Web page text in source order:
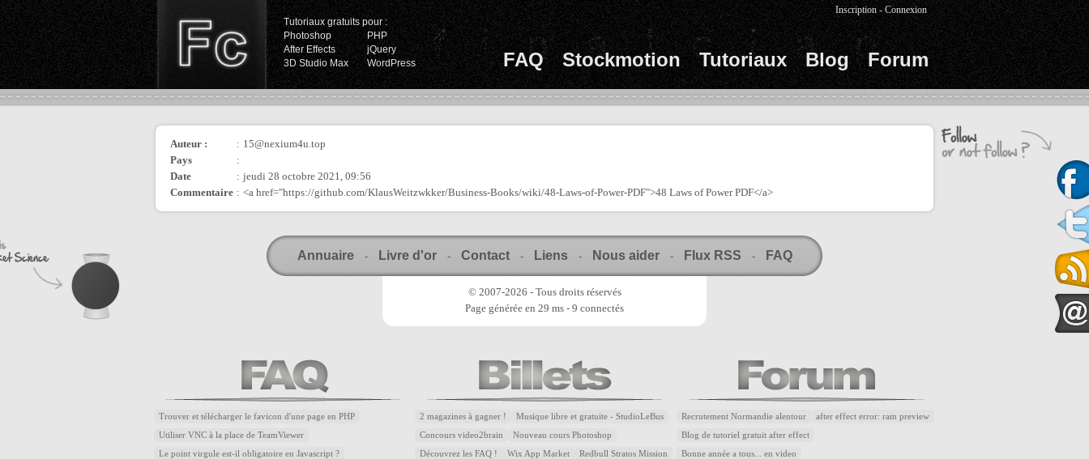
Tutoriaux gratuits pour :
Photoshop
PHP
After Effects
jQuery
3D Studio Max
WordPress FAQ Stockmotion Tutoriaux Blog Forum
Inscription -Connexion
Auteur : : 15@nexium4u.top
Pays
:
Date
: jeudi 28 octobre 2021, 09:56
Commentaire : <a href="https://github.com/KlausWeitzwkker/Business-Books/wiki/48-Laws-of-Power-PDF">48 Laws of Power PDF</a>
Annuaire - Livre d'or - Contact - Liens - Nous aider - Flux RSS - FAQ
© 2007-2026 - Tous droits réservés
Page générée en 29 ms - 9 connectés
Trouver et télécharger le favicon d'une page en PHP
Utiliser VNC à la place de TeamViewer
Le point virgule est-il obligatoire en Javascript ?
2 magazines à gagner ! Musique libre et gratuite - StudioLeBus
Concours video2brain Nouveau cours Photoshop
Découvrez les FAQ ! Wix App Market Redbull Stratos Mission
Recrutement Normandie alentour after effect error: ram preview
Blog de tutoriel gratuit after effect
Bonne année a tous... en video